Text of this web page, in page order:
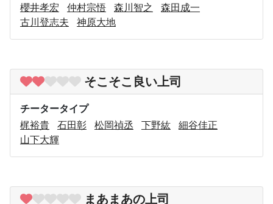
櫻井孝宏
仲村宗悟 森川智之
森田成一
古川登志夫
神原大地
そこそこ良い上司
チータータイプ
梶裕貴
石田彰 松岡禎丞 下野紘
細谷佳正
山下大輝
まあまあの上司